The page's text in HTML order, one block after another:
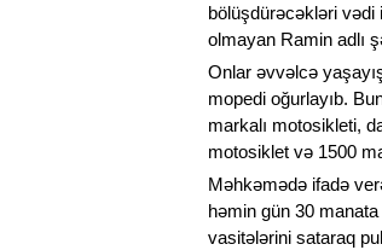
bölüşdürəcəkləri
olmayan Ramin adlı
Onlar əvvəlcə
mopedi oğurlayıb.
markalı motosikleti,
motosiklet və 1500
Məhkəmədə ifadə
həmin gün 30
vasitələrini sataraq